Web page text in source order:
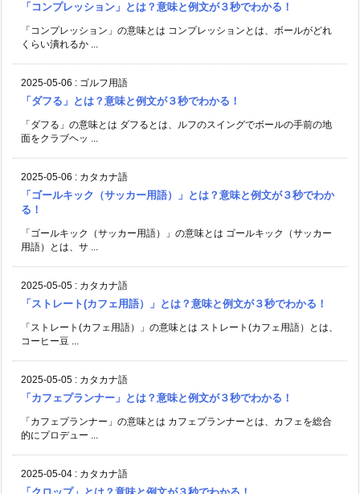
「コンプレッション」とは？意味と例文が３秒でわかる！
「コンプレッション」の意味とは コンプレッションとは、ボールがどれ
くらい潰れるか ...
2025-05-06 : ゴルフ用語
「ダフる」とは？意味と例文が３秒でわかる！
「ダフる」の意味とは ダフるとは、ルフのスイングでボールの手前の地
面をクラブヘッ ...
2025-05-06 : カタカナ語
「ゴールキック（サッカー用語）」とは？意味と例文が３秒でわか
る！
「ゴールキック（サッカー用語）」の意味とは ゴールキック（サッカー
用語）とは、サ ...
2025-05-05 : カタカナ語
「ストレート(カフェ用語）」とは？意味と例文が３秒でわかる！
「ストレート(カフェ用語）」の意味とは ストレート(カフェ用語）とは、
コーヒー豆 ...
2025-05-05 : カタカナ語
「カフェプランナー」とは？意味と例文が３秒でわかる！
「カフェプランナー」の意味とは カフェプランナーとは、カフェを総合
的にプロデュー ...
2025-05-04 : カタカナ語